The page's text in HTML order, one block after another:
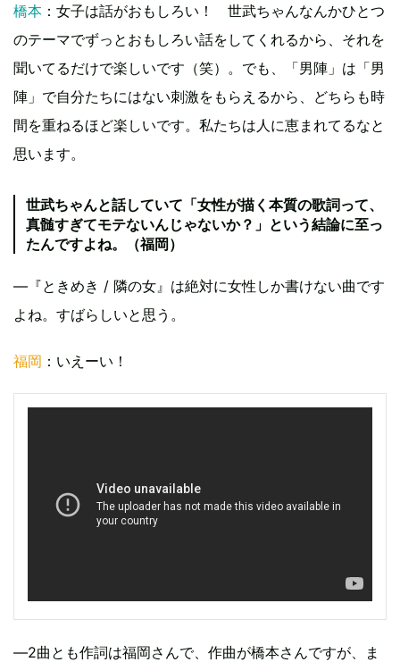
橋本 ：女子は話がおもしろい！ 世武ちゃんなんかひとつ
のテーマでずっとおもしろい話をしてくれるから、それを
聞いてるだけで楽しいです（笑）。でも、「男陣」は「男
陣」で自分たちにはない刺激をもらえるから、どちらも時
間を重ねるほど楽しいです。私たちは人に恵まれてるなと
思います。
世武ちゃんと話していて「女性が描く本質の歌詞って、
真髄すぎてモテないんじゃないか？」という結論に至っ
たんですよね。（福岡）
―『ときめき / 隣の女』は絶対に女性しか書けない曲です
よね。すばらしいと思う。
福岡 ：いえーい！
―2曲とも作詞は福岡さんで、作曲が橋本さんですが、ま